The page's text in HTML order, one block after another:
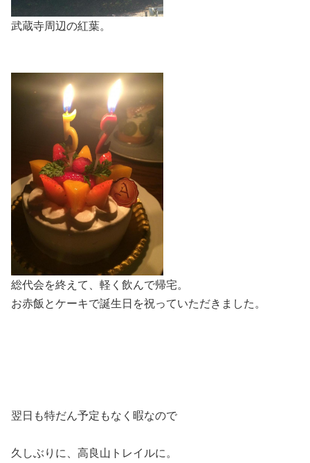
武蔵寺周辺の紅葉。
総代会を終えて、軽く飲んで帰宅。
お赤飯とケーキで誕生日を祝っていただきました。
翌日も特だん予定もなく暇なので
久しぶりに、高良山トレイルに。